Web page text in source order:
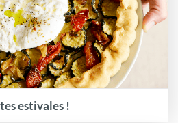
estivales !